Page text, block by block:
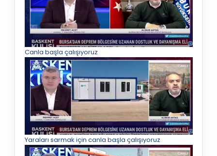
Canla başla çalışıyoruz
Yaraları sarmak için canla başla çalışıyoruz